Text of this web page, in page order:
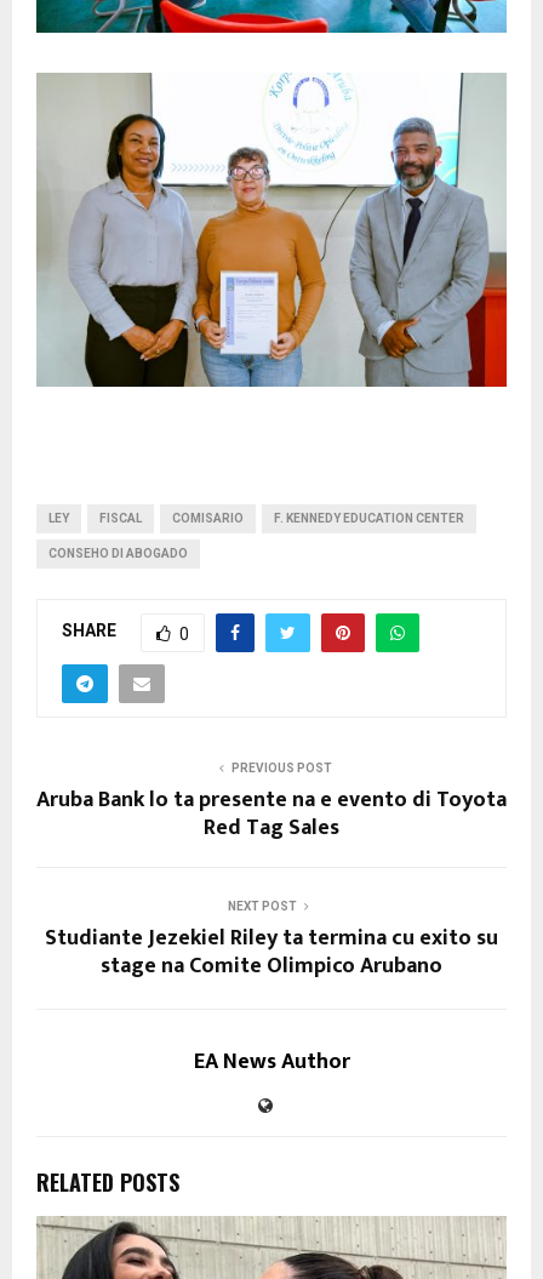
LEY FISCAL COMISARIO F. KENNEDY EDUCATION CENTER
CONSEHO DI ABOGADO
SHARE 0
PREVIOUS POST
Aruba Bank lo ta presente na e evento di Toyota
Red Tag Sales
NEXT POST
Studiante Jezekiel Riley ta termina cu exito su
stage na Comite Olimpico Arubano
EA News Author
RELATED POSTS